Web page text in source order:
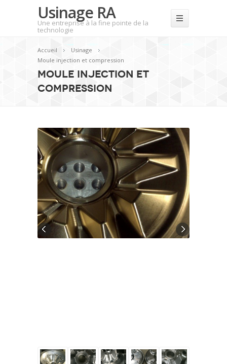
Usinage RA
Une entreprise à la fine pointe de la
technologie
Accueil
Usinage
Moule injection et compression
Moule injection et
compression